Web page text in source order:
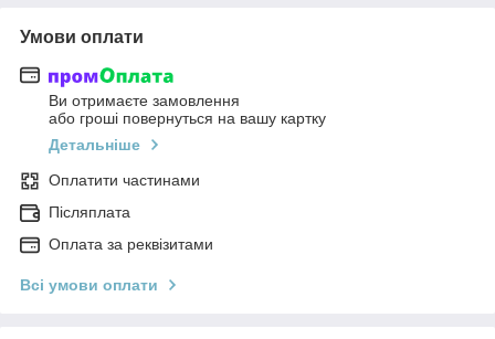
Умови оплати
Ви отримаєте замовлення
або гроші повернуться на вашу картку
Детальніше
Оплатити частинами
Післяплата
Оплата за реквізитами
Всі умови оплати